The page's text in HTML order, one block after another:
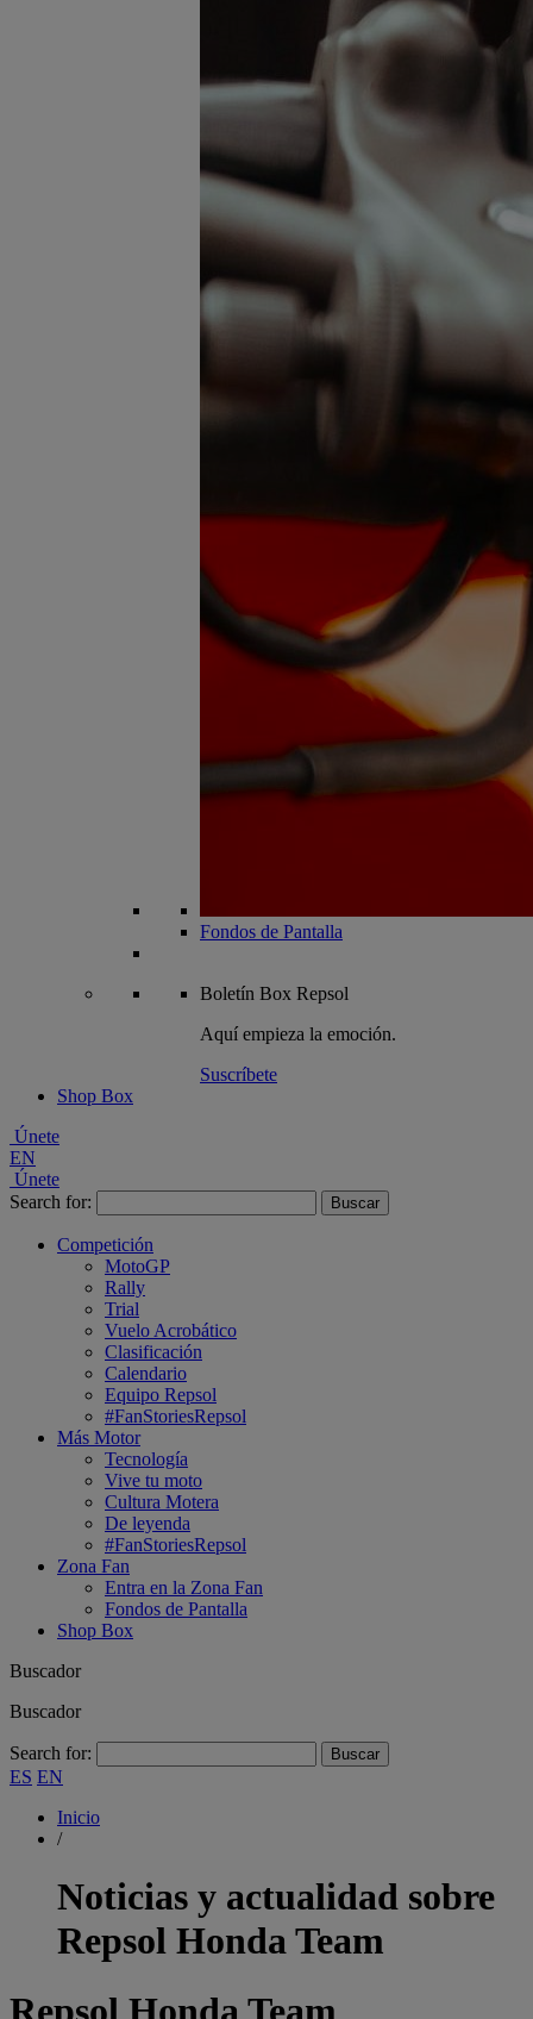
Fondos de Pantalla
Boletín Box Repsol
Aquí empieza la emoción.
Suscríbete
Shop Box
Únete
EN
Únete
Search for:
Competición
MotoGP
Rally
Trial
Vuelo Acrobático
Clasificación
Calendario
Equipo Repsol
#FanStoriesRepsol
Más Motor
Tecnología
Vive tu moto
Cultura Motera
De leyenda
#FanStoriesRepsol
Zona Fan
Entra en la Zona Fan
Fondos de Pantalla
Shop Box
Buscador
Buscador
Search for:
ES EN
Inicio
/
Noticias y actualidad sobre
Repsol Honda Team